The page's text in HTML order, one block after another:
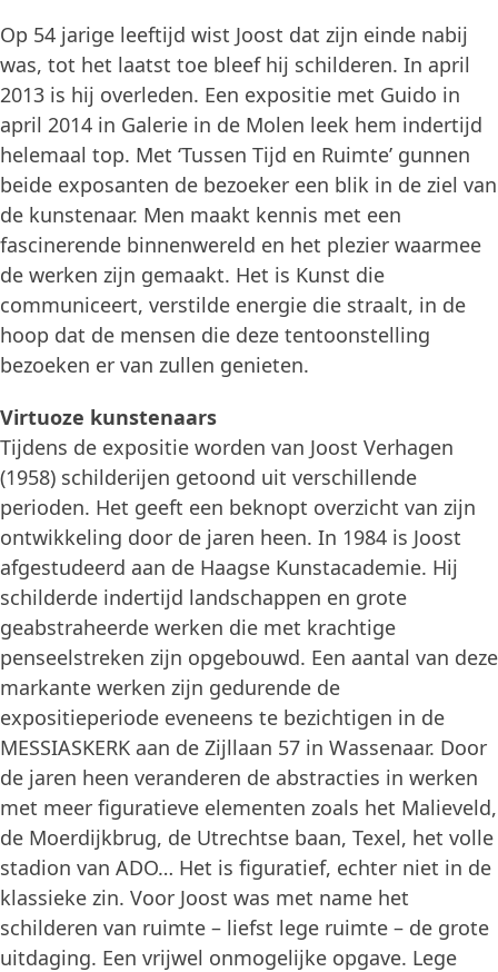
Op 54 jarige leeftijd wist Joost dat zijn einde nabij
was, tot het laatst toe bleef hij schilderen. In april
2013 is hij overleden. Een expositie met Guido in
april 2014 in Galerie in de Molen leek hem indertijd
helemaal top. Met ‘Tussen Tijd en Ruimte’ gunnen
beide exposanten de bezoeker een blik in de ziel van
de kunstenaar. Men maakt kennis met een
fascinerende binnenwereld en het plezier waarmee
de werken zijn gemaakt. Het is Kunst die
communiceert, verstilde energie die straalt, in de
hoop dat de mensen die deze tentoonstelling
bezoeken er van zullen genieten.
Virtuoze kunstenaars
Tijdens de expositie worden van Joost Verhagen
(1958) schilderijen getoond uit verschillende
perioden. Het geeft een beknopt overzicht van zijn
ontwikkeling door de jaren heen. In 1984 is Joost
afgestudeerd aan de Haagse Kunstacademie. Hij
schilderde indertijd landschappen en grote
geabstraheerde werken die met krachtige
penseelstreken zijn opgebouwd. Een aantal van deze
markante werken zijn gedurende de
expositieperiode eveneens te bezichtigen in de
MESSIASKERK aan de Zijllaan 57 in Wassenaar. Door
de jaren heen veranderen de abstracties in werken
met meer figuratieve elementen zoals het Malieveld,
de Moerdijkbrug, de Utrechtse baan, Texel, het volle
stadion van ADO… Het is figuratief, echter niet in de
klassieke zin. Voor Joost was met name het
schilderen van ruimte – liefst lege ruimte – de grote
uitdaging. Een vrijwel onmogelijke opgave. Lege